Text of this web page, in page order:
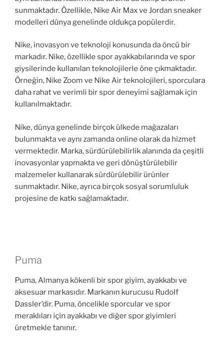
sunmaktadır. Özellikle, Nike Air Max ve Jordan sneaker
modelleri dünya genelinde oldukça popülerdir.
Nike, inovasyon ve teknoloji konusunda da öncü bir
markadır. Nike, özellikle spor ayakkabılarında ve spor
giysilerinde kullanılan teknolojilerle öne çıkmaktadır.
Örneğin, Nike Zoom ve Nike Air teknolojileri, sporculara
daha rahat ve verimli bir spor deneyimi sağlamak için
kullanılmaktadır.
Nike, dünya genelinde birçok ülkede mağazaları
bulunmakta ve aynı zamanda online olarak da hizmet
vermektedir. Marka, sürdürülebilirlik alanında da çeşitli
inovasyonlar yapmakta ve geri dönüştürülebilir
malzemeler kullanarak sürdürülebilir ürünler
sunmaktadır. Nike, ayrıca birçok sosyal sorumluluk
projesine de katkı sağlamaktadır.
Puma
Puma, Almanya kökenli bir spor giyim, ayakkabı ve
aksesuar markasıdır. Markanın kurucusu Rudolf
Dassler’dir. Puma, öncelikle sporcular ve spor
meraklıları için ayakkabı ve diğer spor giyimleri
üretmekle tanınır.